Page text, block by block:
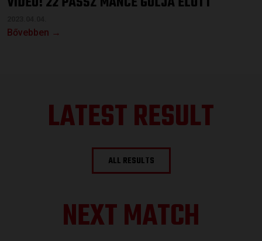
Bővebben →
LATEST RESULT
ALL RESULTS
NEXT MATCH